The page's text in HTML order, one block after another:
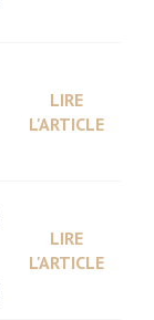
LIRE
L'ARTICLE
LIRE
L'ARTICLE